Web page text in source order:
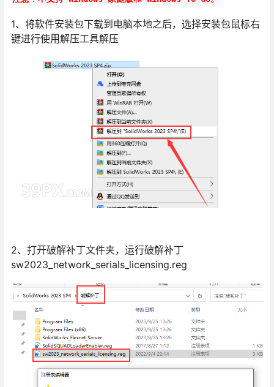
1、将软件安装包下载到电脑本地之后，选择安装包鼠标右
键进行使用解压工具解压
2、打开破解补丁文件夹，运行破解补丁
sw2023_network_serials_licensing.reg